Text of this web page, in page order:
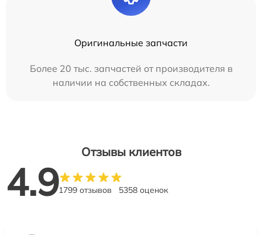
Оригинальные запчасти
Более 20 тыс. запчастей от производителя в
наличии на собственных складах.
Отзывы клиентов
4.91799 отзывов 5358 оценок